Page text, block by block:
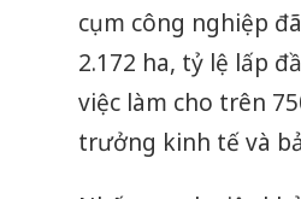
cụm công nghiệp
2.172 ha, tỷ lệ lấp
việc làm cho trên
trưởng kinh tế và